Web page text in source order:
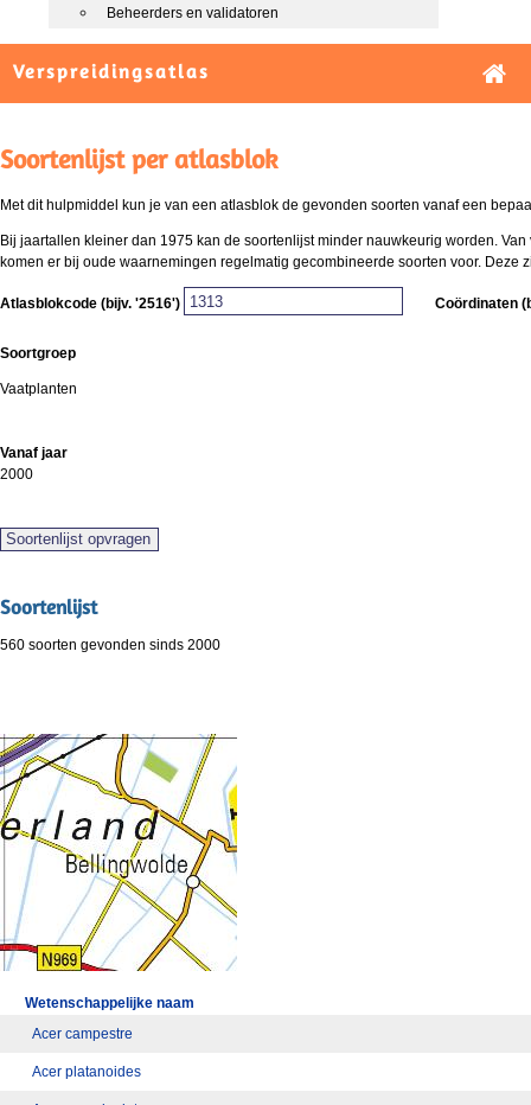
Beheerders en validatoren
Verspreidingsatlas
Soortenlijst per atlasblok
Met dit hulpmiddel kun je van een atlasblok de gevonden soorten vanaf een
Bij jaartallen kleiner dan 1975 kan de soortenlijst minder nauwkeurig worden.
komen er bij oude waarnemingen regelmatig gecombineerde soorten voor.
Atlasblokcode (bijv. '2516') Coördinaten
Soortgroep
Vaatplanten
Vanaf jaar
2000
Soortenlijst
560 soorten gevonden sinds 2000
Wetenschappelijke naam
Acer campestre
Acer platanoides